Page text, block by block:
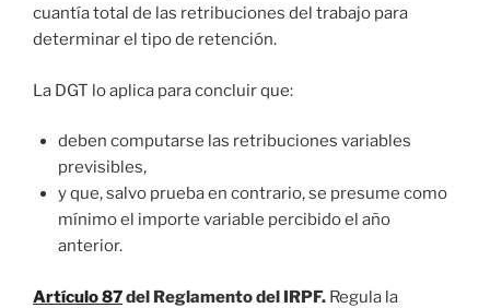
cuantía total de las retribuciones del trabajo para
determinar el tipo de retención.
La DGT lo aplica para concluir que:
deben computarse las retribuciones variables
previsibles,
y que, salvo prueba en contrario, se presume como
mínimo el importe variable percibido el año
anterior.
Artículo 87del Reglamento del IRPF. Regula la